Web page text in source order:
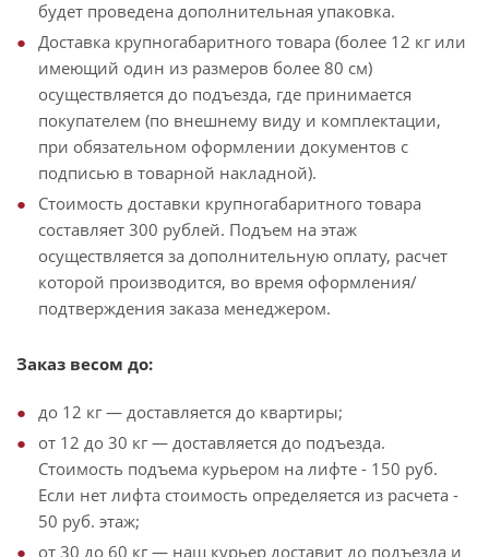
будет проведена дополнительная упаковка.
Доставка крупногабаритного товара (более 12 кг или
имеющий один из размеров более 80 см)
осуществляется до подъезда, где принимается
покупателем (по внешнему виду и комплектации,
при обязательном оформлении документов с
подписью в товарной накладной).
Стоимость доставки крупногабаритного товара
составляет 300 рублей. Подъем на этаж
осуществляется за дополнительную оплату, расчет
которой производится, во время оформления/
подтверждения заказа менеджером.
Заказ весом до:
до 12 кг — доставляется до квартиры;
от 12 до 30 кг — доставляется до подъезда.
Стоимость подъема курьером на лифте - 150 руб.
Если нет лифта стоимость определяется из расчета -
50 руб. этаж;
от 30 до 60 кг — наш курьер доставит до подъезда и